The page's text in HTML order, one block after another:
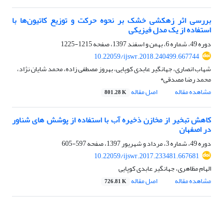
بررسی اثر زهکشی خشک بر نحوه حرکت و توزیع کاتیون‌ها با
استفاده از یک مدل فیزیکی
دوره 49، شماره 6، بهمن و اسفند 1397، صفحه
1215-1225
10.22059/ijswr.2018.240499.667744
شهاب انصاری، جهانگیر عابدی کوپایی، بهروز مصطفی زاده، محمد شایان نژاد،
محمد رضا مصدقی*
مشاهده مقاله
اصل مقاله 801.28 K
کاهش تبخیر از مخازن ذخیره آب با استفاده از پوشش های شناور
در اصفهان
دوره 49، شماره 3، مرداد و شهریور 1397، صفحه
597-605
10.22059/ijswr.2017.233481.667681
الهام مظاهری، جهانگیر عابدی کوپایی
مشاهده مقاله
اصل مقاله 726.81 K